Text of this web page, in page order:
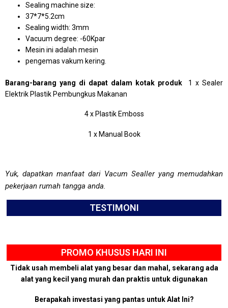
Sealing machine size:
37*7*5.2cm
Sealing width: 3mm
Vacuum degree: -60Kpar
Mesin ini adalah mesin
pengemas vakum kering.
Barang-barang yang di dapat dalam kotak produk 1 x Sealer
Elektrik Plastik Pembungkus Makanan
4 x Plastik Emboss
1 x Manual Book
Yuk, dapatkan manfaat dari Vacum Sealler yang memudahkan
pekerjaan rumah tangga anda.
TESTIMONI
PROMO KHUSUS HARI INI
Tidak usah membeli alat yang besar dan mahal, sekarang ada
alat yang kecil yang murah dan praktis untuk digunakan
Berapakah investasi yang pantas untuk Alat Ini?